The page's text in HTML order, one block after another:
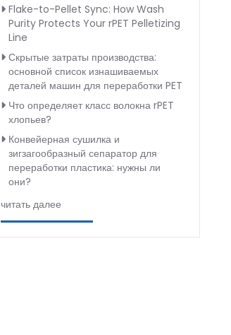
Flake-to-Pellet Sync: How Wash
Purity Protects Your rPET Pelletizing
Line
Скрытые затраты производства:
основной список изнашиваемых
деталей машин для переработки PET
Что определяет класс волокна rPET
хлопьев?
Конвейерная сушилка и
зигзагообразный сепаратор для
переработки пластика: нужны ли
они?
читать далее